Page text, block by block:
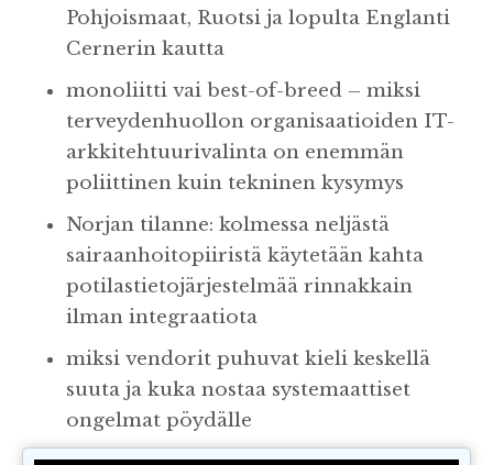
Pohjoismaat, Ruotsi ja lopulta Englanti
Cernerin kautta
monoliitti vai best-of-breed – miksi
terveydenhuollon organisaatioiden IT-
arkkitehtuurivalinta on enemmän
poliittinen kuin tekninen kysymys
Norjan tilanne: kolmessa neljästä
sairaanhoitopiiristä käytetään kahta
potilastietojärjestelmää rinnakkain
ilman integraatiota
miksi vendorit puhuvat kieli keskellä
suuta ja kuka nostaa systemaattiset
ongelmat pöydälle